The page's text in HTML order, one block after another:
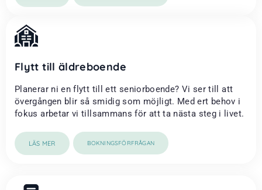
Flytt till äldreboende
Planerar ni en flytt till ett seniorboende? Vi ser till att
övergången blir så smidig som möjligt. Med ert behov i
fokus arbetar vi tillsammans för att ta nästa steg i livet.
LÄS MER BOKNINGSFÖRFRÅGAN